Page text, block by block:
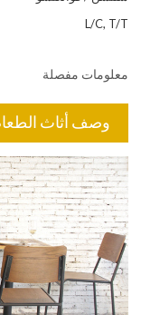
L/C, T/T
معلومات مفصلة
وصف أثاث